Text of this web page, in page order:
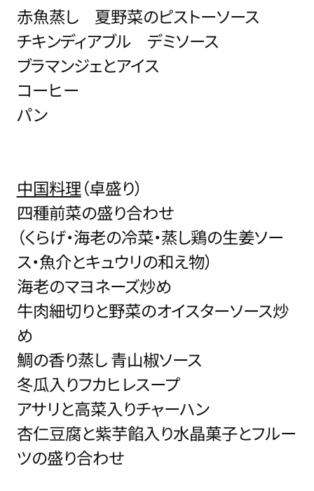
赤魚蒸し 夏野菜のピストーソース
チキンディアブル デミソース
ブラマンジェとアイス
コーヒー
パン
中国料理（卓盛り）
四種前菜の盛り合わせ
（くらげ・海老の冷菜・蒸し鶏の生姜ソー
ス・魚介とキュウリの和え物）
海老のマヨネーズ炒め
牛肉細切りと野菜のオイスターソース炒
め
鯛の香り蒸し 青山椒ソース
冬瓜入りフカヒレスープ
アサリと高菜入りチャーハン
杏仁豆腐と紫芋餡入り水晶菓子とフルー
ツの盛り合わせ